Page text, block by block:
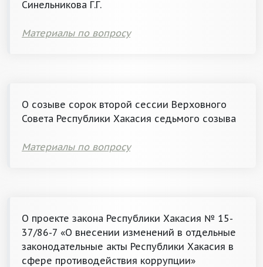
Синельникова Г.Г.
Материалы по вопросу
О созыве сорок второй сессии Верховного
Совета Республики Хакасия седьмого созыва
Материалы по вопросу
О проекте закона Республики Хакасия № 15-
37/86-7 «О внесении изменений в отдельные
законодательные акты Республики Хакасия в
сфере противодействия коррупции»